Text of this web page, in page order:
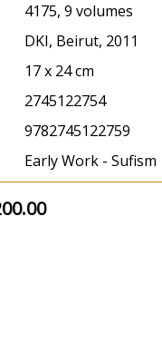
4175, 9 volumes
DKI, Beirut, 2011
17 x 24 cm
2745122754
9782745122759
Early Work - Sufism